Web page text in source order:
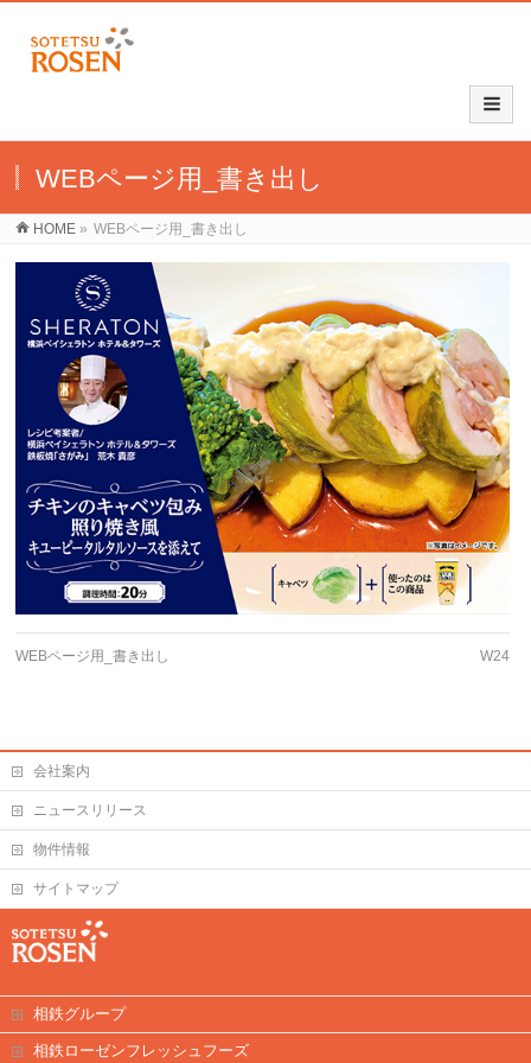
WEBページ用_書き出し
HOME » WEBページ用_書き出し
WEBページ用_書き出し W24
会社案内
ニュースリリース
物件情報
サイトマップ
相鉄グループ
相鉄ローゼンフレッシュフーズ